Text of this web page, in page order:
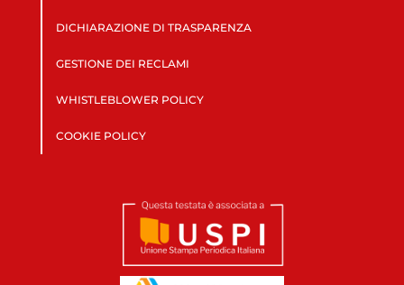
DICHIARAZIONE DI TRASPARENZA
GESTIONE DEI RECLAMI
WHISTLEBLOWER POLICY
COOKIE POLICY